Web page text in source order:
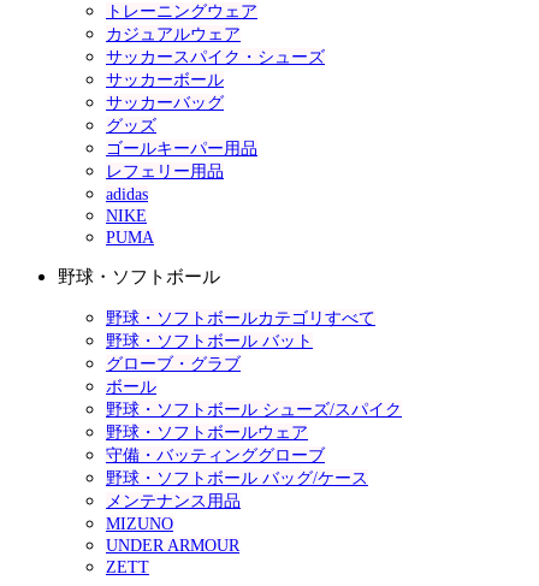
トレーニングウェア
カジュアルウェア
サッカースパイク・シューズ
サッカーボール
サッカーバッグ
グッズ
ゴールキーパー用品
レフェリー用品
adidas
NIKE
PUMA
野球・ソフトボール
野球・ソフトボールカテゴリすべて
野球・ソフトボール バット
グローブ・グラブ
ボール
野球・ソフトボール シューズ/スパイク
野球・ソフトボールウェア
守備・バッティンググローブ
野球・ソフトボール バッグ/ケース
メンテナンス用品
MIZUNO
UNDER ARMOUR
ZETT